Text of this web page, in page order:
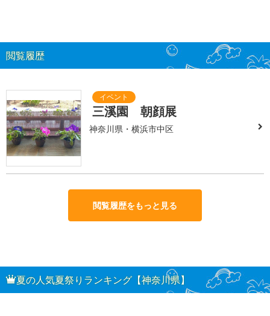
閲覧履歴
三溪園 朝顔展
神奈川県・横浜市中区
閲覧履歴をもっと見る
夏の人気夏祭りランキング【神奈川県】